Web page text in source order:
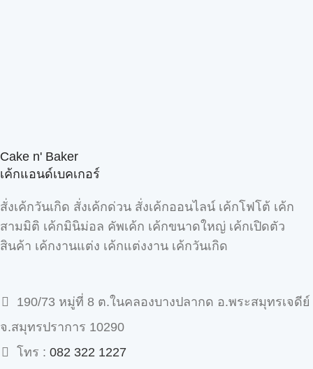
Cake n' Baker
เค้กแอนด์เบคเกอร์
สั่งเค้กวันเกิด สั่งเค้กด่วน สั่งเค้กออนไลน์ เค้กโฟโต้ เค้ก
สามมิติ เค้กมินิม่อล คัพเค้ก เค้กขนาดใหญ่ เค้กเปิดตัว
สินค้า เค้กงานแต่ง เค้กแต่งงาน เค้กวันเกิด
190/73 หมู่ที่ 8 ต.ในคลองบางปลากด อ.พระสมุทรเจดีย์
จ.สมุทรปราการ 10290
โทร : 082 322 1227